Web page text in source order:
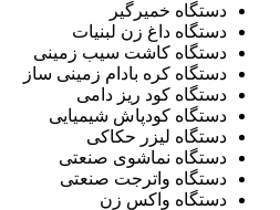
دستگاه خمیرگیر
دستگاه داغ زن لبنیات
دستگاه کاشت سیب زمینی
دستگاه کره بادام زمینی ساز
دستگاه کود ریز دامی
دستگاه کودپاش شیمیایی
دستگاه لیزر حکاکی
دستگاه نماشوی صنعتی
دستگاه واترجت صنعتی
دستگاه واکس زن